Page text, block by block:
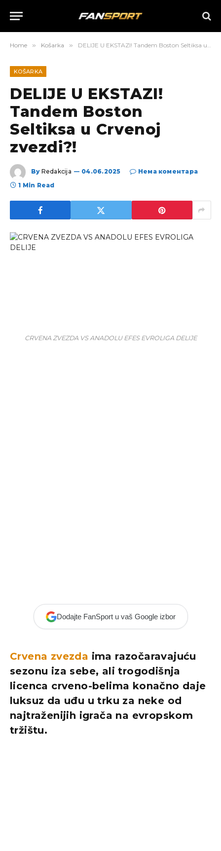
Home » Košarka » DELIJE U EKSTAZI! Tandem Boston Seltiksa u Crvenoj zvezdi?!
KOŠARKA
DELIJE U EKSTAZI!
Tandem Boston
Seltiksa u Crvenoj
zvezdi?!
By Redakcija 04.06.2025
Нема коментара
1 Min Read
CRVENA ZVEZDA VS ANADOLU EFES EVROLIGA DELIJE
Dodajte FanSport u vaš Google izbor
Crvena zvezda ima razočaravajuću
sezonu iza sebe, ali trogodišnja
licenca crveno-belima konačno daje
luksuz da uđu u trku za neke od
najtraženijih igrača na evropskom
tržištu.